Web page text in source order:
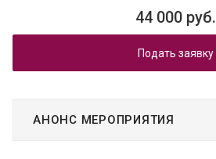
44 000 руб.
Подать заявку
АНОНС МЕРОПРИЯТИЯ